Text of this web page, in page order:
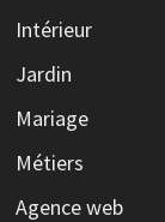
Intérieur
Jardin
Mariage
Métiers
Agence web